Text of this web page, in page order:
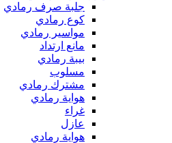
جلبة صرف رمادي
كوع رمادي
مواسير رمادي
مانع ارتداد
بيبة رمادي
مسلوب
مشترك رمادي
هواية رمادي
غراء
عازل
هواية رمادي